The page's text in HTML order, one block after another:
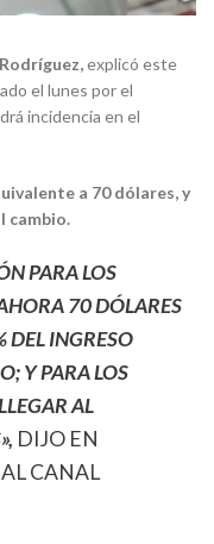
explicó este
el lunes por el
incidencia en el
a 70 dólares, y
cambio.
PARA LOS
70 DÓLARES
DEL INGRESO
Y PARA LOS
AL
DIJO EN
CANAL